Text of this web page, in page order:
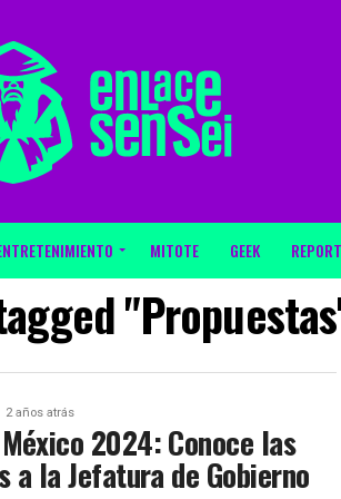
MITOTE GEEK
2 años atrás
2024: Conoce las
a la Jefatura de Gobierno